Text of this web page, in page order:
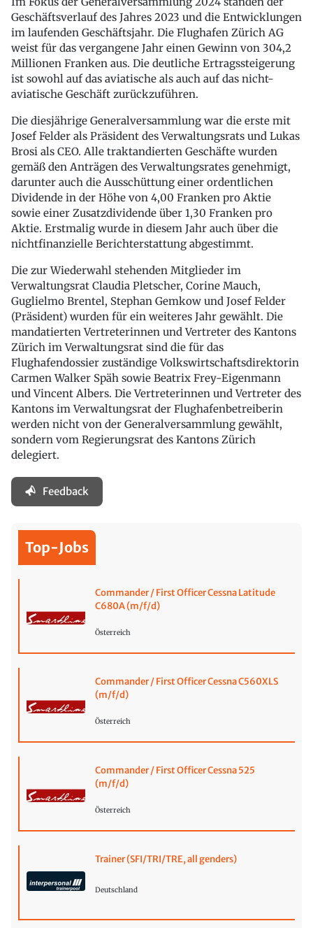
Geschäftsverlauf des Jahres 2023 und die Entwicklungen
im laufenden Geschäftsjahr. Die Flughafen Zürich AG
weist für das vergangene Jahr einen Gewinn von 304,2
Millionen Franken aus. Die deutliche Ertragssteigerung
ist sowohl auf das aviatische als auch auf das nicht-
aviatische Geschäft zurückzuführen.
Die diesjährige Generalversammlung war die erste mit
Josef Felder als Präsident des Verwaltungsrats und Lukas
Brosi als CEO. Alle traktandierten Geschäfte wurden
gemäß den Anträgen des Verwaltungsrates genehmigt,
darunter auch die Ausschüttung einer ordentlichen
Dividende in der Höhe von 4,00 Franken pro Aktie
sowie einer Zusatzdividende über 1,30 Franken pro
Aktie. Erstmalig wurde in diesem Jahr auch über die
nichtfinanzielle Berichterstattung abgestimmt.
Die zur Wiederwahl stehenden Mitglieder im
Verwaltungsrat Claudia Pletscher, Corine Mauch,
Guglielmo Brentel, Stephan Gemkow und Josef Felder
(Präsident) wurden für ein weiteres Jahr gewählt. Die
mandatierten Vertreterinnen und Vertreter des Kantons
Zürich im Verwaltungsrat sind die für das
Flughafendossier zuständige Volkswirtschaftsdirektorin
Carmen Walker Späh sowie Beatrix Frey-Eigenmann
und Vincent Albers. Die Vertreterinnen und Vertreter des
Kantons im Verwaltungsrat der Flughafenbetreiberin
werden nicht von der Generalversammlung gewählt,
sondern vom Regierungsrat des Kantons Zürich
delegiert.
Feedback
Top-Jobs
Commander / First Officer Cessna Latitude
C680A (m/f/d)
Österreich
Commander / First Officer Cessna C560XLS
(m/f/d)
Österreich
Commander / First Officer Cessna 525
(m/f/d)
Österreich
Trainer (SFI/TRI/TRE, all genders)
Deutschland